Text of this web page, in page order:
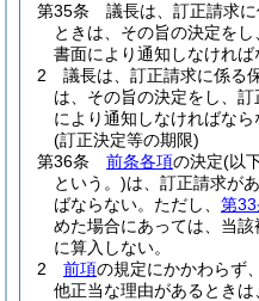
第35条
議長は、訂正請求
ときは、その旨の決定を
書面により通知しなければ
2
議長は、訂正請求に係る
は、その旨の決定をし、
により通知しなければなら
(訂正決定等の期限)
第36条
前条各項の決定(以
という。)は、訂正請求が
ばならない。 ただし、 第
めた場合にあっては、当
に算入しない。
2
前項の規定にかかわらず
他正当な理由があるときは